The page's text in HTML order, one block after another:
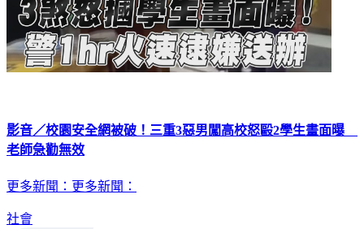
影音／校園安全網被破！三重3惡男闖高校怒毆2學生畫面曝
老師急勸無效
更多新聞：更多新聞：
社會